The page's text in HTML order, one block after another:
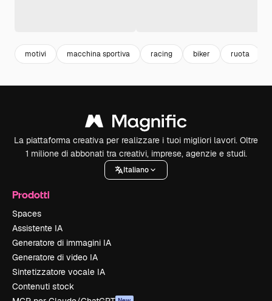
motivi macchina sportiva racing biker ruota
La piattaforma creativa per realizzare i tuoi migliori lavori. Oltre
1 milione di abbonati tra creativi, imprese, agenzie e studi.
Italiano
Prodotti
Spaces
Assistente IA
Generatore di immagini IA
Generatore di video IA
Sintetizzatore vocale IA
Contenuti stock